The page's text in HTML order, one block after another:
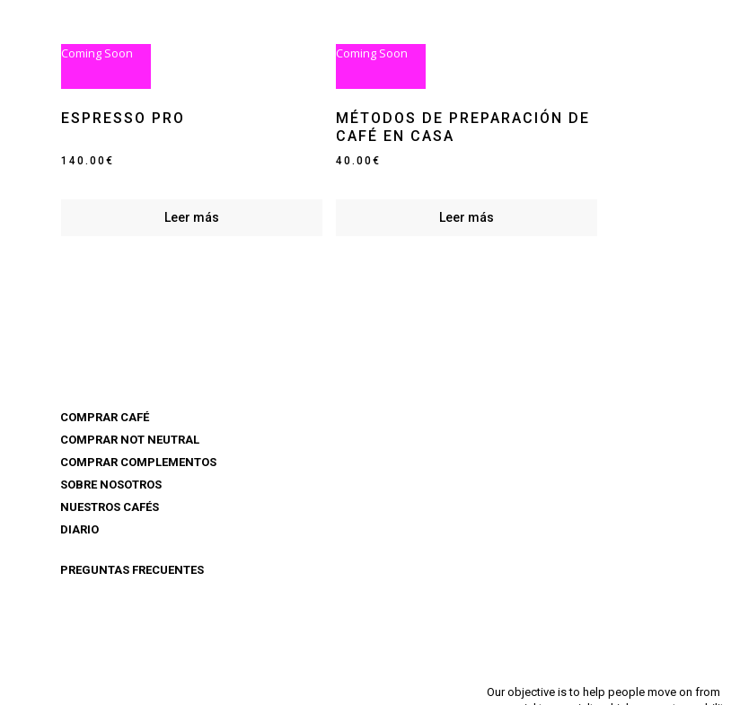
Coming Soon
ESPRESSO PRO
140.00€
Leer más
Coming Soon
MÉTODOS DE PREPARACIÓN DE
CAFÉ EN CASA
40.00€
Leer más
COMPRAR CAFÉ
COMPRAR NOT NEUTRAL
COMPRAR COMPLEMENTOS
SOBRE NOSOTROS
NUESTROS CAFÉS
DIARIO
PREGUNTAS FRECUENTES
Our objective is to help people move on from